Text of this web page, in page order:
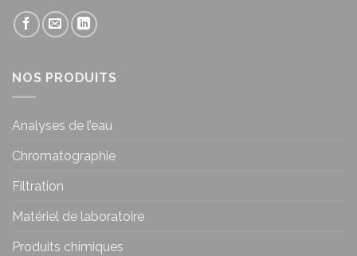
NOS PRODUITS
Analyses de l’eau
Chromatographie
Filtration
Matériel de laboratoire
Produits chimiques